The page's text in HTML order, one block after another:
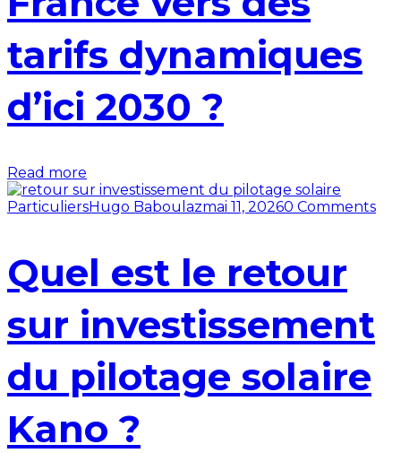
tarifs dynamiques
d’ici 2030 ?
Read more
ParticuliersHugo Baboulazmai 11, 20260 Comments
Quel est le retour
sur investissement
du pilotage solaire
Kano ?